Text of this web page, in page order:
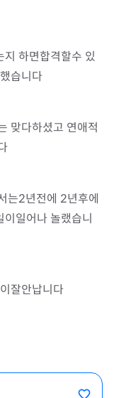
지 하면합격할수 있
습니다
맞다하셨고 연애적
는2년전에 2년후에
일어나 놀랬습니
잘안납니다